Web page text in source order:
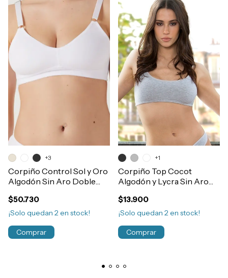
Corpiño Control Sol y Oro
Algodón Sin Aro Doble
$50.730
¡Solo quedan 2en stock!
+3
Comprar
Corpiño Top Cocot
Algodón y Lycra Sin Aro
$13.900
¡Solo quedan 2en stock!
+1
Comprar